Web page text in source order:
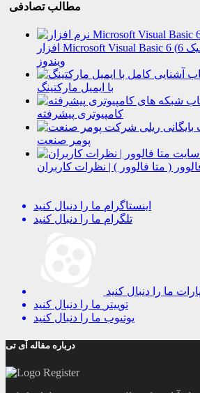
مطالب تصادفی
افزار Microsoft Visual Basic 6 (ویژوال بیسیک 6) برای
ویندوز
با ایمیل مارکتینگ
کامپیوتری پیشرفته
پومر صنعت
فالوور ( متا فالوور ) | نظرات کاربران
اینستاگرام ما را دنبال کنید
تلگرام ما را دنبال کنید
آپارات ما را دنبال کنید
توییتر ما را دنبال کنید
یوتیوب ما را دنبال کنید
درباره مقاله آی تی